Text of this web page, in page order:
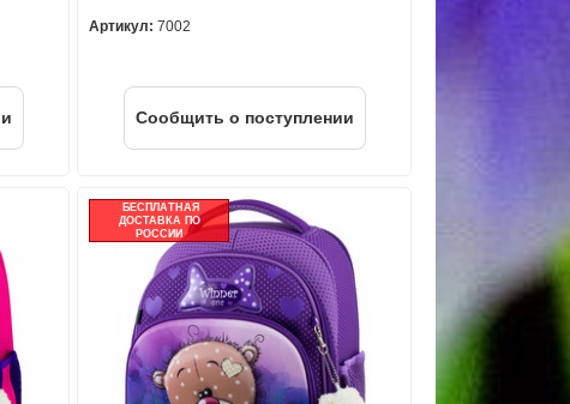
Артикул: 7002
Cообщить о поступлении
БЕСПЛАТНАЯ
ДОСТАВКА ПО
РОССИИ